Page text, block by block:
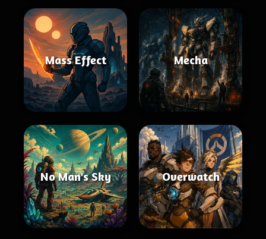
Mass Effect Mecha
No Man's Sky Overwatch